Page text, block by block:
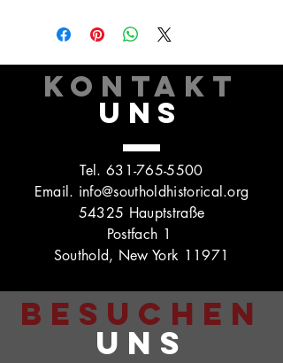
KONTAKT
UNS
Tel. 631-765-5500
Email. info@southoldhistorical.org
54325 Hauptstraße
Postfach 1
Southold, New York 11971
BESUCHEN
UNS